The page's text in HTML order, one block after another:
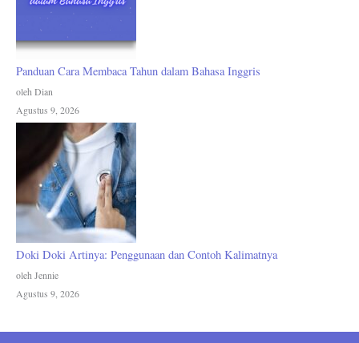
Panduan Cara Membaca Tahun dalam Bahasa Inggris
oleh Dian
Agustus 9, 2026
Doki Doki Artinya: Penggunaan dan Contoh Kalimatnya
oleh Jennie
Agustus 9, 2026